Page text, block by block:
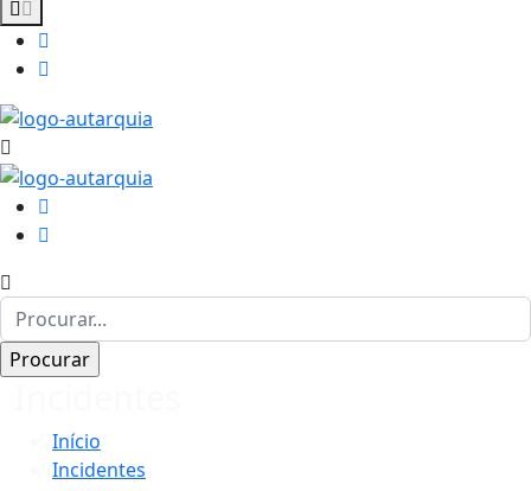
Início
Incidentes